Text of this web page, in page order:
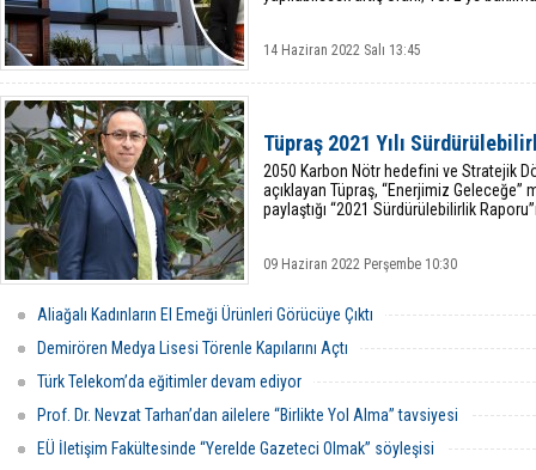
14 Haziran 2022 Salı 13:45
Tüpraş 2021 Yılı
2050 Karbon Nötr hedefini ve Stratejik
açıklayan Tüpraş, “Enerjimiz
paylaştığı “2021 Sürdürülebilirlik
09 Haziran 2022 Perşembe 10:30
Aliağalı Kadınların El Emeği Ürünleri Görücüye Çıktı
Demirören Medya Lisesi Törenle Kapılarını Açtı
Türk Telekom’da eğitimler devam ediyor
Prof. Dr. Nevzat Tarhan’dan ailelere “Birlikte Yol Alma” tavsiyesi
EÜ İletişim Fakültesinde “Yerelde Gazeteci Olmak” söyleşisi